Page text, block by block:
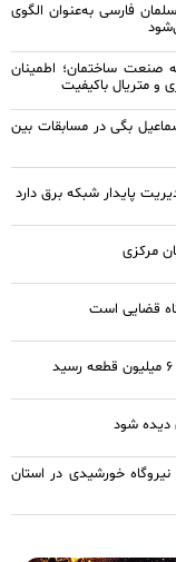
فارسی به‌عنوان الگوی
صنعت ساختمان؛ اطمینان
و متریال باکیفیت
بگی در مسابقات بین
پایدار شبکه برق دارد
قضایی است
دیده شود
نیروگاه خورشیدی در استان